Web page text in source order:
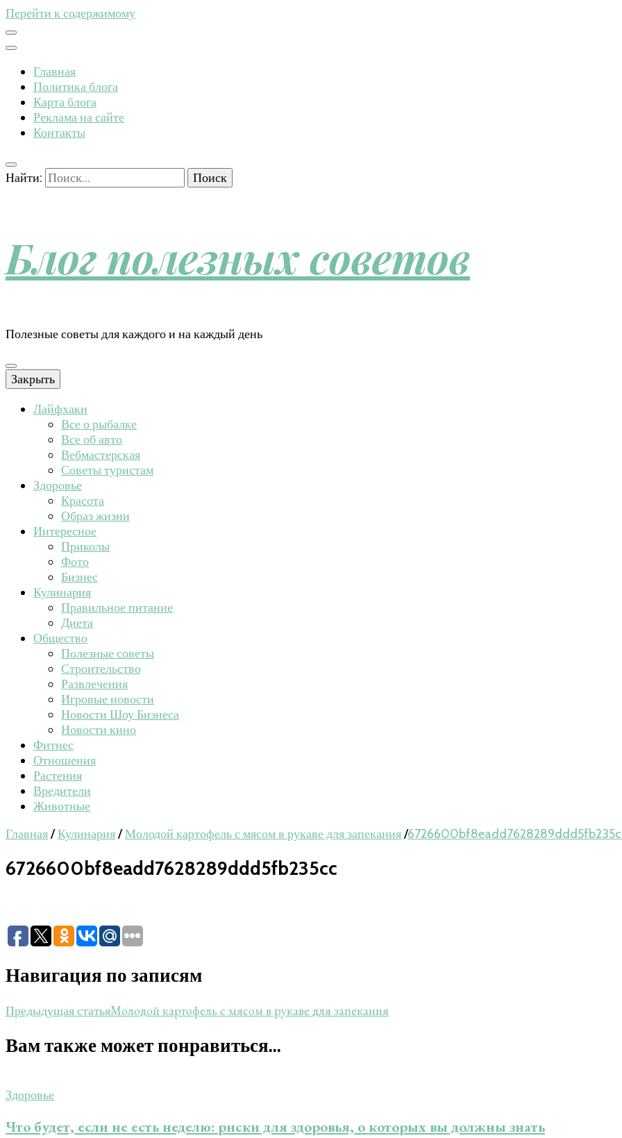
Перейти к содержимому
Главная
Политика блога
Карта блога
Реклама на сайте
Контакты
Найти:
Блог полезных советов
Полезные советы для каждого и на каждый день
Закрыть
Лайфхаки
Все о рыбалке
Все об авто
Вебмастерская
Советы туристам
Здоровье
Красота
Образ жизни
Интересное
Приколы
Фото
Бизнес
Кулинария
Правильное питание
Диета
Общество
Полезные советы
Строительство
Развлечения
Игровые новости
Новости Шоу Бизнеса
Новости кино
Фитнес
Отношения
Растения
Вредители
Животные
Главная/Кулинария/Молодой картофель с мясом в рукаве для запекания/
6726600bf8eadd7628289ddd5fb235cc
Навигация по записям
Предыдущая статьяМолодой картофель с мясом в рукаве для запекания
Вам также может понравиться...
Здоровье
Что будет, если не есть неделю: риски для здоровья, о которых вы должны знать